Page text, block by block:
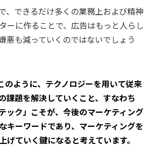
、できるだけ多くの業務上および精神
ーに作ることで、広告はもっと人らし
悪も減っていくのではないでしょう
ように、テクノロジーを用いて従来
課題を解決していくこと、すなわち
ック」こそが、今後のマーケティング
キーワードであり、マーケティングを
げていく鍵になると考えています。